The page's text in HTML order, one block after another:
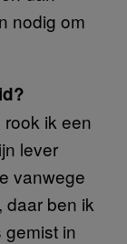
nodig om
ik een
lever
vanwege
daar ben ik
in